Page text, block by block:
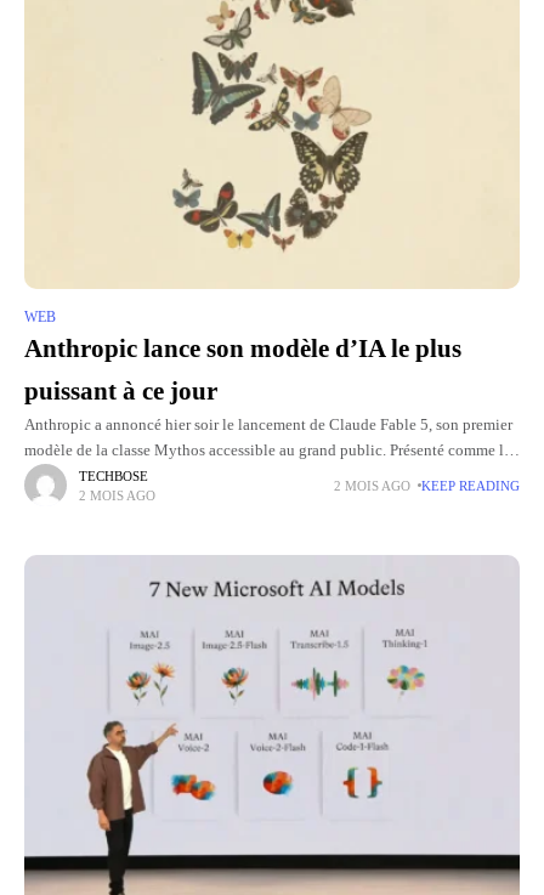
WEB
Anthropic lance son modèle d’IA le plus
puissant à ce jour
Anthropic a annoncé hier soir le lancement de Claude Fable 5, son premier
modèle de la classe Mythos accessible au grand public. Présenté comme le
plus puissant jamais développé par
TECHBOSE
2 MOIS AGO
2 MOIS AGO KEEP READING